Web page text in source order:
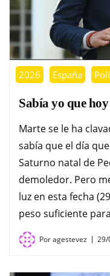
2026 España
Sabía yo que
Marte se le ha
sabía que el día
Saturno natal de
demoledor. Pero
luz en esta fecha
peso suficiente
Poragestevez 29/